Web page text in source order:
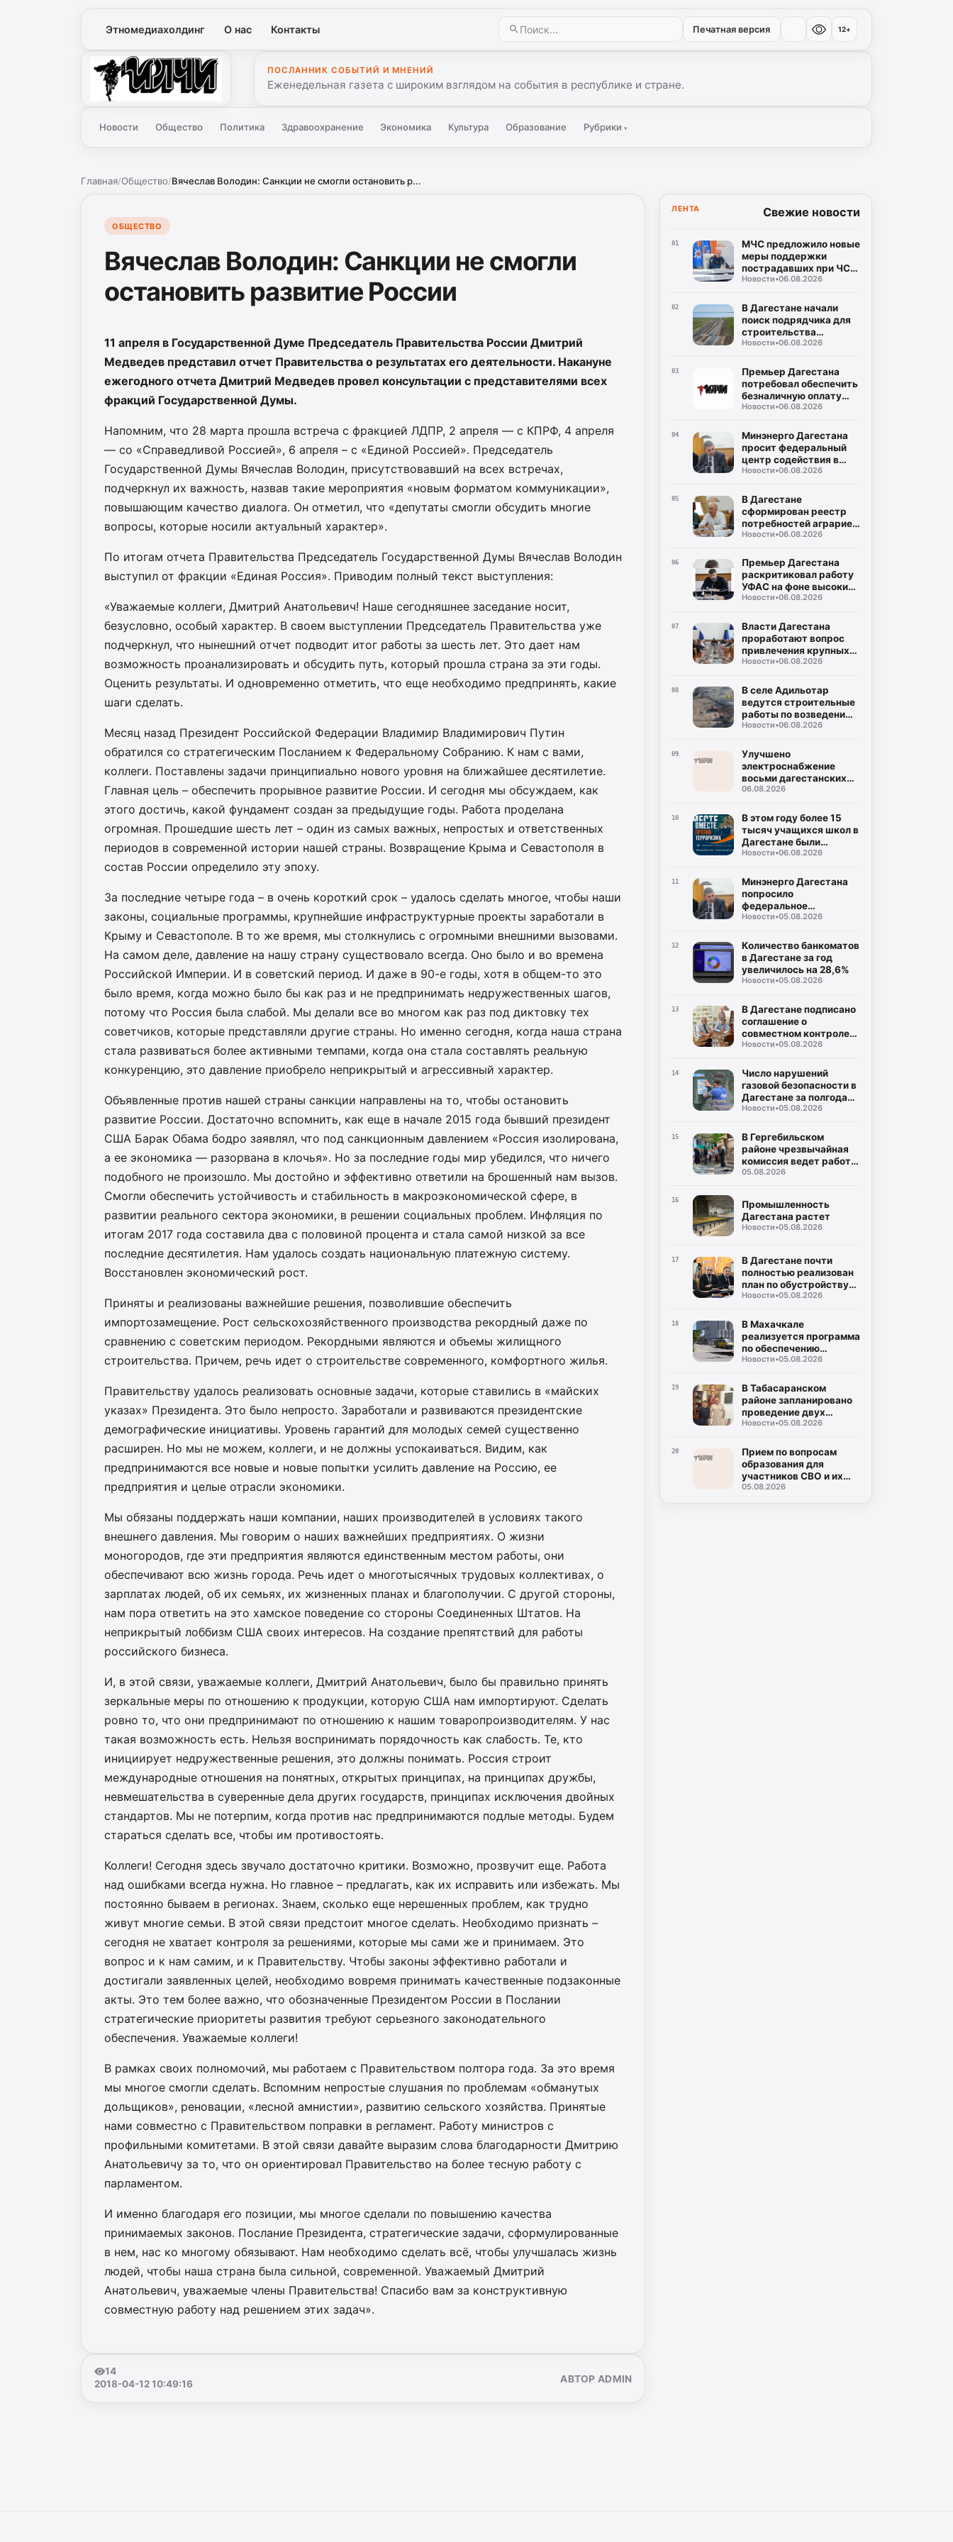
Этномедиахолдинг О нас Контакты Печатная версия 12+
Илчи
ПОСЛАННИК СОБЫТИЙ И МНЕНИЙ
Еженедельная газета с широким взглядом на события в республике и стране.
Новости Общество Политика Здравоохранение Экономика Культура Образование Рубрики ▾
Главная/Общество/Вячеслав Володин: Санкции не смогли остановить р...
ОБЩЕСТВО
Вячеслав Володин: Санкции не смогли
остановить развитие России
11 апреля в Государственной Думе Председатель Правительства России Дмитрий
Медведев представил отчет Правительства о результатах его деятельности. Накануне
ежегодного отчета Дмитрий Медведев провел консультации с представителями всех
фракций Государственной Думы.
Напомним, что 28 марта прошла встреча с фракцией ЛДПР, 2 апреля — с КПРФ, 4 апреля
— со «Справедливой Россией», 6 апреля – с «Единой Россией». Председатель
Государственной Думы Вячеслав Володин, присутствовавший на всех встречах,
подчеркнул их важность, назвав такие мероприятия «новым форматом коммуникации»,
повышающим качество диалога. Он отметил, что «депутаты смогли обсудить многие
вопросы, которые носили актуальный характер».
По итогам отчета Правительства Председатель Государственной Думы Вячеслав Володин
выступил от фракции «Единая Россия». Приводим полный текст выступления:
«Уважаемые коллеги, Дмитрий Анатольевич! Наше сегодняшнее заседание носит,
безусловно, особый характер. В своем выступлении Председатель Правительства уже
подчеркнул, что нынешний отчет подводит итог работы за шесть лет. Это дает нам
возможность проанализировать и обсудить путь, который прошла страна за эти годы.
Оценить результаты. И одновременно отметить, что еще необходимо предпринять, какие
шаги сделать.
Месяц назад Президент Российской Федерации Владимир Владимирович Путин
обратился со стратегическим Посланием к Федеральному Собранию. К нам с вами,
коллеги. Поставлены задачи принципиально нового уровня на ближайшее десятилетие.
Главная цель – обеспечить прорывное развитие России. И сегодня мы обсуждаем, как
этого достичь, какой фундамент создан за предыдущие годы. Работа проделана
огромная. Прошедшие шесть лет – один из самых важных, непростых и ответственных
периодов в современной истории нашей страны. Возвращение Крыма и Севастополя в
состав России определило эту эпоху.
За последние четыре года – в очень короткий срок – удалось сделать многое, чтобы наши
законы, социальные программы, крупнейшие инфраструктурные проекты заработали в
Крыму и Севастополе. В то же время, мы столкнулись с огромными внешними вызовами.
На самом деле, давление на нашу страну существовало всегда. Оно было и во времена
Российской Империи. И в советский период. И даже в 90-е годы, хотя в общем-то это
было время, когда можно было бы как раз и не предпринимать недружественных шагов,
потому что Россия была слабой. Мы делали все во многом как раз под диктовку тех
советчиков, которые представляли другие страны. Но именно сегодня, когда наша страна
стала развиваться более активными темпами, когда она стала составлять реальную
конкуренцию, это давление приобрело неприкрытый и агрессивный характер.
Объявленные против нашей страны санкции направлены на то, чтобы остановить
развитие России. Достаточно вспомнить, как еще в начале 2015 года бывший президент
США Барак Обама бодро заявлял, что под санкционным давлением «Россия изолирована,
а ее экономика — разорвана в клочья». Но за последние годы мир убедился, что ничего
подобного не произошло. Мы достойно и эффективно ответили на брошенный нам вызов.
Смогли обеспечить устойчивость и стабильность в макроэкономической сфере, в
развитии реального сектора экономики, в решении социальных проблем. Инфляция по
итогам 2017 года составила два с половиной процента и стала самой низкой за все
последние десятилетия. Нам удалось создать национальную платежную систему.
Восстановлен экономический рост.
Приняты и реализованы важнейшие решения, позволившие обеспечить
импортозамещение. Рост сельскохозяйственного производства рекордный даже по
сравнению с советским периодом. Рекордными являются и объемы жилищного
строительства. Причем, речь идет о строительстве современного, комфортного жилья.
Правительству удалось реализовать основные задачи, которые ставились в «майских
указах» Президента. Это было непросто. Заработали и развиваются президентские
демографические инициативы. Уровень гарантий для молодых семей существенно
расширен. Но мы не можем, коллеги, и не должны успокаиваться. Видим, как
предпринимаются все новые и новые попытки усилить давление на Россию, ее
предприятия и целые отрасли экономики.
Мы обязаны поддержать наши компании, наших производителей в условиях такого
внешнего давления. Мы говорим о наших важнейших предприятиях. О жизни
моногородов, где эти предприятия являются единственным местом работы, они
обеспечивают всю жизнь города. Речь идет о многотысячных трудовых коллективах, о
зарплатах людей, об их семьях, их жизненных планах и благополучии. С другой стороны,
нам пора ответить на это хамское поведение со стороны Соединенных Штатов. На
неприкрытый лоббизм США своих интересов. На создание препятствий для работы
российского бизнеса.
И, в этой связи, уважаемые коллеги, Дмитрий Анатольевич, было бы правильно принять
зеркальные меры по отношению к продукции, которую США нам импортируют. Сделать
ровно то, что они предпринимают по отношению к нашим товаропроизводителям. У нас
такая возможность есть. Нельзя воспринимать порядочность как слабость. Те, кто
инициирует недружественные решения, это должны понимать. Россия строит
международные отношения на понятных, открытых принципах, на принципах дружбы,
невмешательства в суверенные дела других государств, принципах исключения двойных
стандартов. Мы не потерпим, когда против нас предпринимаются подлые методы. Будем
стараться сделать все, чтобы им противостоять.
Коллеги! Сегодня здесь звучало достаточно критики. Возможно, прозвучит еще. Работа
над ошибками всегда нужна. Но главное – предлагать, как их исправить или избежать. Мы
постоянно бываем в регионах. Знаем, сколько еще нерешенных проблем, как трудно
живут многие семьи. В этой связи предстоит многое сделать. Необходимо признать –
сегодня не хватает контроля за решениями, которые мы сами же и принимаем. Это
вопрос и к нам самим, и к Правительству. Чтобы законы эффективно работали и
достигали заявленных целей, необходимо вовремя принимать качественные подзаконные
акты. Это тем более важно, что обозначенные Президентом России в Послании
стратегические приоритеты развития требуют серьезного законодательного
обеспечения. Уважаемые коллеги!
В рамках своих полномочий, мы работаем с Правительством полтора года. За это время
мы многое смогли сделать. Вспомним непростые слушания по проблемам «обманутых
дольщиков», реновации, «лесной амнистии», развитию сельского хозяйства. Принятые
нами совместно с Правительством поправки в регламент. Работу министров с
профильными комитетами. В этой связи давайте выразим слова благодарности Дмитрию
Анатольевичу за то, что он ориентировал Правительство на более тесную работу с
парламентом.
И именно благодаря его позиции, мы многое сделали по повышению качества
принимаемых законов. Послание Президента, стратегические задачи, сформулированные
в нем, нас ко многому обязывают. Нам необходимо сделать всё, чтобы улучшалась жизнь
людей, чтобы наша страна была сильной, современной. Уважаемый Дмитрий
Анатольевич, уважаемые члены Правительства! Спасибо вам за конструктивную
совместную работу над решением этих задач».
14
2018-04-12 10:49:16
АВТОР ADMIN
ЛЕНТА Свежие новости
01
МЧС предложило новые
меры поддержки
пострадавших при ЧС:
кредитные каникулы и
Новости•06.08.2026
02
В Дагестане начали
поиск подрядчика для
строительства
северного обхода
Новости•06.08.2026
03
Премьер Дагестана
потребовал обеспечить
безналичную оплату
проезда во всем
транспорте
Новости•06.08.2026
04
Минэнерго Дагестана
просит федеральный
центр содействия в
поставках оплаченного
Новости•06.08.2026
05
В Дагестане
сформирован реестр
потребностей аграриев
в ГСМ на период
Новости•06.08.2026
06
Премьер Дагестана
раскритиковал работу
УФАС на фоне высоких
цен на топливо
Новости•06.08.2026
07
Власти Дагестана
проработают вопрос
привлечения крупных
нефтяных компаний на
Новости•06.08.2026
08
В селе Адильотар
ведутся строительные
работы по возведению
новой школы и
футбола
Новости•06.08.2026
09
Улучшено
электроснабжение
восьми дагестанских
населенных пунктов
модернизации
подстанции
06.08.2026
10
В этом году более 15
тысяч учащихся школ в
Дагестане были
вовлечены в
социальной
профилактике
Новости•06.08.2026
11
Минэнерго Дагестана
попросило
федеральное
ведомство содействия
оплаченного топлива на
АЗС
Новости•05.08.2026
12
Количество банкоматов
в Дагестане за год
увеличилось на 28,6%
Новости•05.08.2026
13
В Дагестане подписано
соглашение о
совместном контроле
за выборами
Новости•05.08.2026
14
Число нарушений
газовой безопасности в
Дагестане за полгода
сократилось вдвое
Новости•05.08.2026
15
В Гергебильском
районе чрезвычайная
комиссия ведет работу
по оценке последствий
05.08.2026
16
Промышленность
Дагестана растет
Новости•05.08.2026
17
В Дагестане почти
полностью реализован
план по обустройству
площадок для сбора
отходов
Новости•05.08.2026
18
В Махачкале
реализуется программа
по обеспечению
безопасности
вблизи школ и детских
садов
Новости•05.08.2026
19
В Табасаранском
районе запланировано
проведение двух
республиканских
Новости•05.08.2026
20
Прием по вопросам
образования для
участников СВО и их
семей пройдет в
05.08.2026